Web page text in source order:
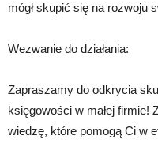
mógł skupić się na rozwoju
Wezwanie do działania:
Zapraszamy do odkrycia
księgowości w małej firmie!
wiedzę, które pomogą Ci w